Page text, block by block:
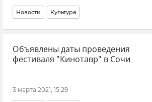
Новости Культура
Объявлены даты проведения
фестиваля "Кинотавр" в Сочи
3 марта 2021, 15:29